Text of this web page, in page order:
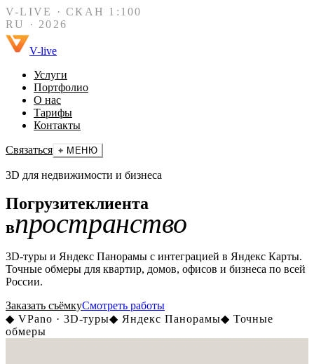
V-LIVE · СКАН 1:100
RU · 2026
V-live
Услуги
Портфолио
О нас
Тарифы
Контакты
Связаться ⌖ МЕНЮ
3D для недвижимости и бизнеса
Погрузитеклиента
впространство
3D-туры и Яндекс Панорамы с интеграцией в Яндекс Карты.
Точные обмеры для квартир, домов, офисов и бизнеса по всей
России.
Заказать съёмкуСмотреть работы
◆ VPano · 3D-туры◆ Яндекс Панорамы◆ Точные
обмеры